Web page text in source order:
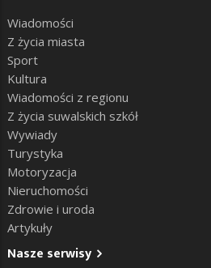
Wiadomości
Z życia miasta
Sport
Kultura
Wiadomości z regionu
Z życia suwalskich szkół
Wywiady
Turystyka
Motoryzacja
Nieruchomości
Zdrowie i uroda
Artykuły
Nasze serwisy